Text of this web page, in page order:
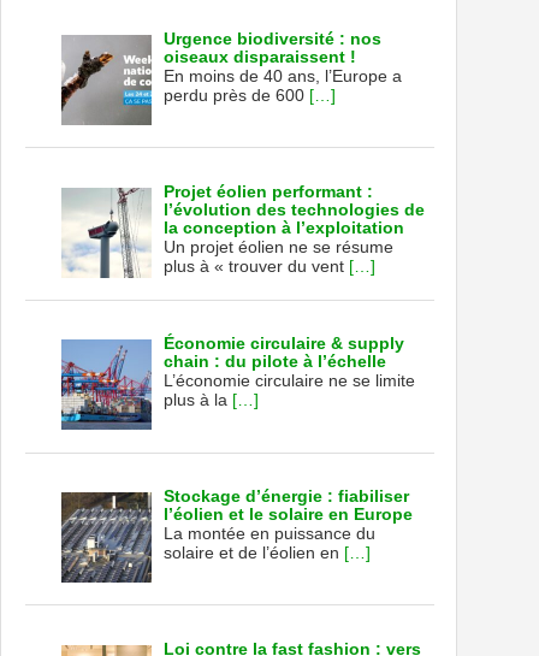
Urgence biodiversité : nos
oiseaux disparaissent !
En moins de 40 ans, l’Europe a
perdu près de 600 […]
Projet éolien performant :
l’évolution des technologies de
la conception à l’exploitation
Un projet éolien ne se résume
plus à « trouver du vent […]
Économie circulaire & supply
chain : du pilote à l’échelle
L’économie circulaire ne se limite
plus à la […]
Stockage d’énergie : fiabiliser
l’éolien et le solaire en Europe
La montée en puissance du
solaire et de l’éolien en […]
Loi contre la fast fashion : vers